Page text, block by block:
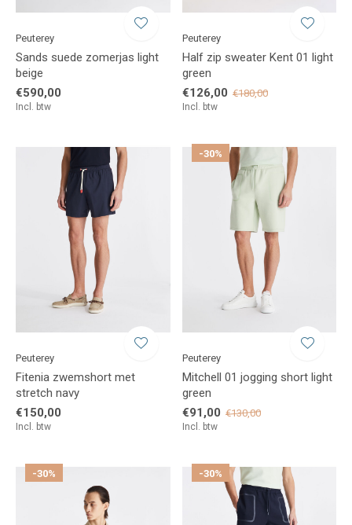
Peuterey
Sands suede zomerjas light
beige
€590,00
Incl. btw
Peuterey
Half zip sweater Kent 01 light
green
€126,00 €180,00
Incl. btw
Peuterey
Fitenia zwemshort met
stretch navy
€150,00
Incl. btw
-30%
Peuterey
Mitchell 01 jogging short light
green
€91,00 €130,00
Incl. btw
-30% -30%